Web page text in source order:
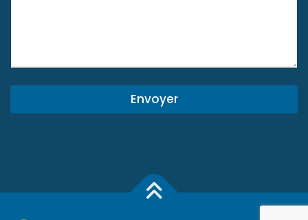
Envoyer